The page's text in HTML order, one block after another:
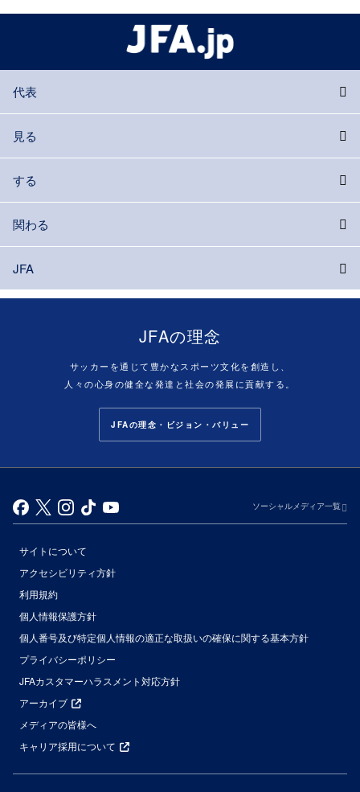
代表
見る
する
関わる
JFA
JFAの理念
サッカーを通じて豊かなスポーツ文化を創造し、
人々の心身の健全な発達と社会の発展に貢献する。
JFAの理念・ビジョン・バリュー
ソーシャルメディア一覧
サイトについて
アクセシビリティ方針
利用規約
個人情報保護方針
個人番号及び特定個人情報の適正な取扱いの確保に関する基本方針
プライバシーポリシー
JFAカスタマーハラスメント対応方針
アーカイブ
メディアの皆様へ
キャリア採用について